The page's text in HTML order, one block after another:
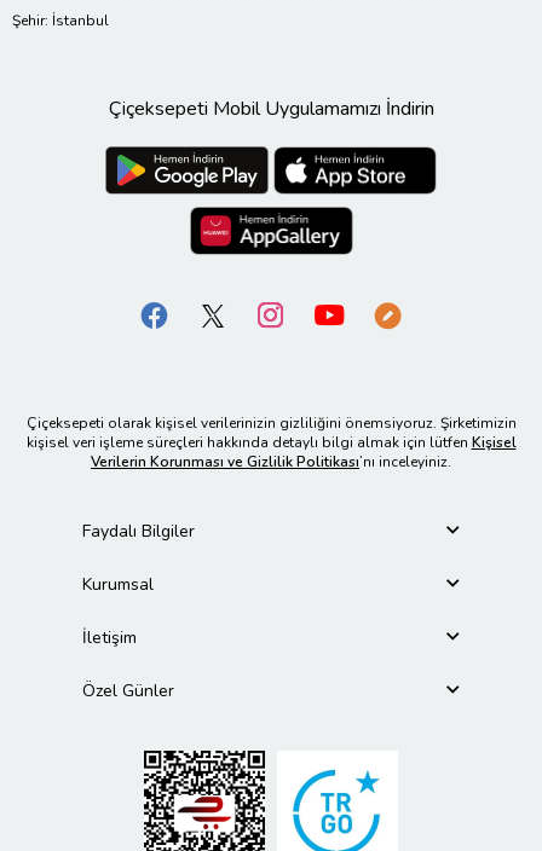
Şehir: İstanbul
Çiçeksepeti Mobil Uygulamamızı İndirin
Çiçeksepeti olarak kişisel verilerinizin gizliliğini önemsiyoruz. Şirketimizin
kişisel veri işleme süreçleri hakkında detaylı bilgi almak için lütfen Kişisel
Verilerin Korunması ve Gizlilik Politikası’nı inceleyiniz.
Faydalı Bilgiler
Kurumsal
İletişim
Özel Günler